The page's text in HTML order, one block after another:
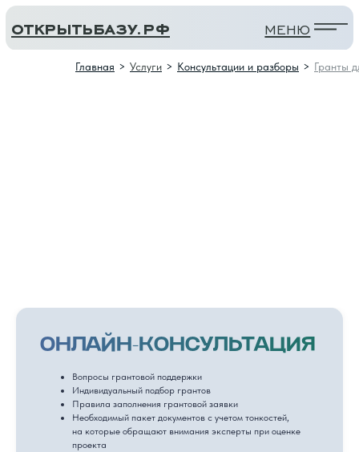
Главная Консультации и разборы
> Гранты
>
> Услуги
ОНЛАЙН-КОНСУЛЬТАЦИЯ
Вопросы грантовой поддержки
Индивидуальный подбор грантов
Правила заполнения грантовой заявки
Необходимый пакет документов с учетом тонкостей,
на которые обращают внимания эксперты при оценке
проекта